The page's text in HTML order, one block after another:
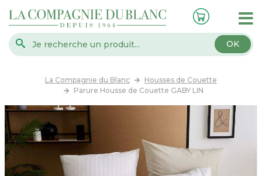
OK
La Compagnie du Blanc
Housses de Couette
Parure Housse de Couette GABY LIN